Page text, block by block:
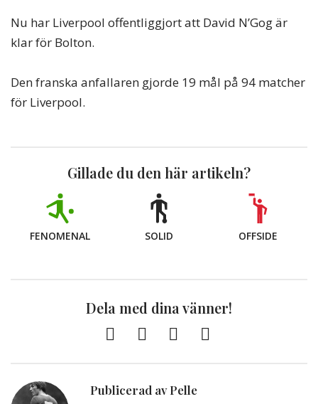
Nu har Liverpool offentliggjort att David N’Gog är
klar för Bolton.
Den franska anfallaren gjorde 19 mål på 94 matcher
för Liverpool.
Gillade du den här artikeln?
FENOMENAL SOLID OFFSIDE
Dela med dina vänner!
FacebookTwitter
Kopiera
till
Publicerad av Pelle